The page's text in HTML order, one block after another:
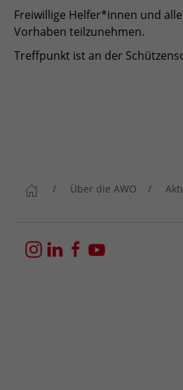
Freiwillige Helfer*innen und
Vorhaben teilzunehmen.
Treffpunkt ist an der
Über die AWO